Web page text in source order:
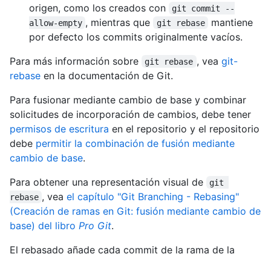
origen, como los creados con
git commit --
allow-empty , mientras que git rebase
mantiene
por defecto los commits originalmente vacíos.
Para más información sobre
git rebase , vea git-
rebase en la documentación de Git.
Para fusionar mediante cambio de base y combinar
solicitudes de incorporación de cambios, debe tener
permisos de escritura en el repositorio y el repositorio
debe permitir la combinación de fusión mediante
cambio de base.
Para obtener una representación visual de
git
rebase , veael capítulo "Git Branching - Rebasing"
(Creación de ramas en Git: fusión mediante cambio de
base) del libro Pro Git.
El rebasado añade cada commit de la rama de la